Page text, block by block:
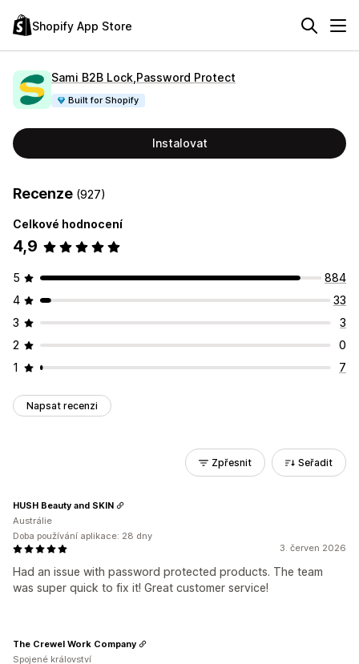
Shopify App Store
Sami B2B Lock,Password Protect
Built for Shopify
Instalovat
Recenze (927)
Celkové hodnocení
4,9
5
884
4
33
3
3
2
0
1
7
Napsat recenzi
Zpřesnit Seřadit
3. červen 2026
Had an issue with password protected products. The team
was super quick to fix it! Great customer service!
HUSH Beauty and SKIN
Austrálie
Doba používání aplikace: 28 dny
The Crewel Work Company
Spojené království